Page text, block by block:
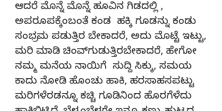
ಆದರೆ ಮೊನ್ನೆ ಮೊನ್ನೆ ಹೂವಿನ ಗಿಡದಲ್ಲಿ ,
ಅಪರೂಪಕ್ಕೆಂಬಂತೆ ಕಂಡ ಹಕ್ಕಿ ಗೂಡನ್ನು ಕಂಡು
ಸಂಭ್ರಮ ಪಡುತ್ತಿರ ಬೇಕಾದರೆ, ಅದು ಮೊಟ್ಟೆ ಇಟ್ಟು,
ಮರಿ ಮಾಡಿ ಚಿಂವ್‌ಗುಡುತ್ತಿರಬೇಕಾದರೆ, ಹೇಗೋ
ನಮ್ಮ ಮನೆಯ ನಾಯಿಗೆ ಸುದ್ದಿ ಸಿಕ್ಕು, ಸಮಯ
ಕಾದು ನೋಡಿ ಹೊಂಚು ಹಾಕಿ, ಹರಸಾಹಸಪಟ್ಟು
ಮರಿಗಳೆರಡನ್ನೂ ಕಚ್ಚಿ ಗೂಡಿನಿಂದ ಹೊರಗೆಳೆದು